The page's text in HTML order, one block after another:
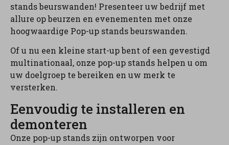
stands beurswanden! Presenteer uw bedrijf met
allure op beurzen en evenementen met onze
hoogwaardige Pop-up stands beurswanden.
Of u nu een kleine start-up bent of een gevestigd
multinationaal, onze pop-up stands helpen u om
uw doelgroep te bereiken en uw merk te
versterken.
Eenvoudig te installeren en
demonteren
Onze pop-up stands zijn ontworpen voor